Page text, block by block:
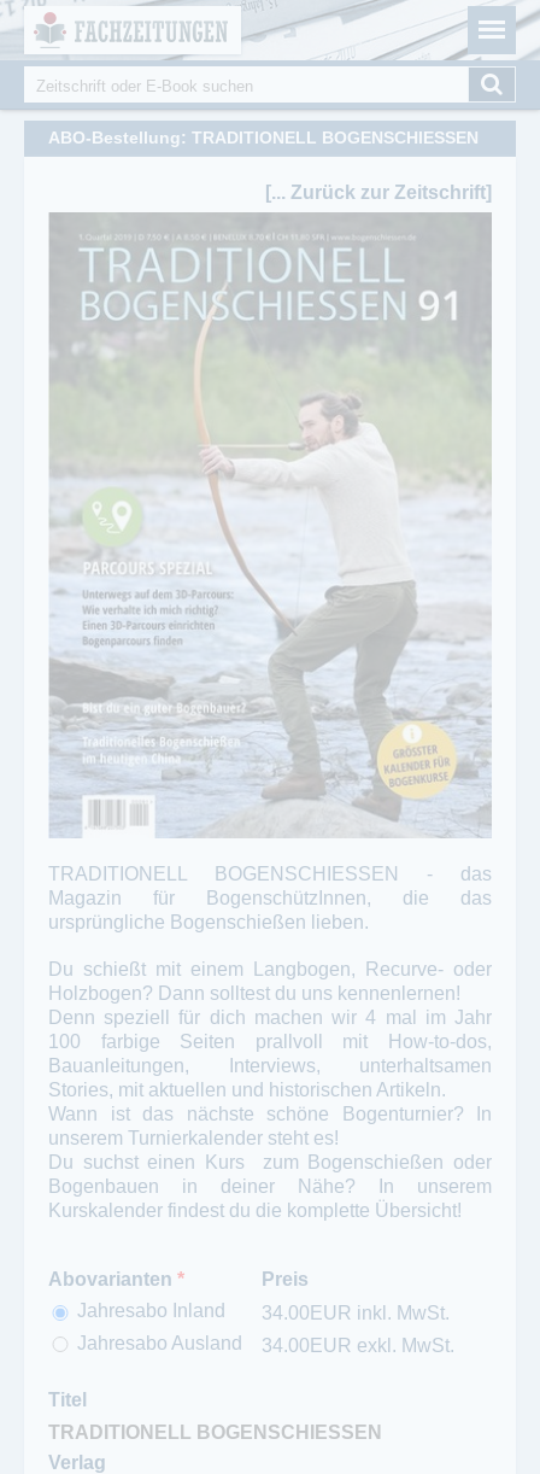
Fachzeitungen.de - Das unabhängige Portal für
Fachmagazine Fachpublikationen & eBooks
Suchformular
Suche
ABO-Bestellung: TRADITIONELL BOGENSCHIESSEN
[... Zurück zur Zeitschrift]
TRADITIONELL BOGENSCHIESSEN - das
Magazin für BogenschützInnen, die das
ursprüngliche Bogenschießen lieben.
Du schießt mit einem Langbogen, Recurve- oder
Holzbogen? Dann solltest du uns kennenlernen!
Denn speziell für dich machen wir 4 mal im Jahr
100 farbige Seiten prallvoll mit How-to-dos,
Bauanleitungen, Interviews, unterhaltsamen
Stories, mit aktuellen und historischen Artikeln.
Wann ist das nächste schöne Bogenturnier? In
unserem Turnierkalender steht es!
Du suchst einen Kurs zum Bogenschießen oder
Bogenbauen in deiner Nähe? In unserem
Kurskalender findest du die komplette Übersicht!
Abovarianten *
Jahresabo Inland
Jahresabo Ausland
Preis
34.00EUR inkl. MwSt.
34.00EUR exkl. MwSt.
Titel
Verlag
Cookie-Einstellungen